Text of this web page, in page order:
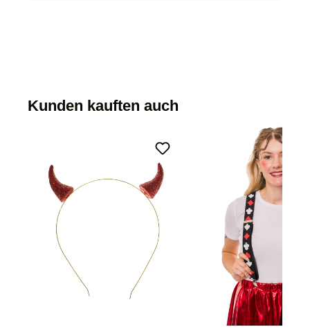
Kunden kauften auch